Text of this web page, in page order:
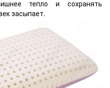
тепло и сохранять
засыпает.